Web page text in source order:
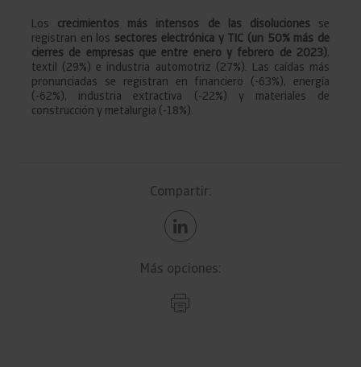
Los crecimientos más intensos de las disoluciones se
registran en los sectores electrónica y TIC (un 50% más de
cierres de empresas que entre enero y febrero de 2023),
textil (29%) e industria automotriz (27%). Las caídas más
pronunciadas se registran en financiero (-63%), energía
(-62%), industria extractiva (-22%) y materiales de
construcción y metalurgia (-18%).
Compartir:
Más opciones: